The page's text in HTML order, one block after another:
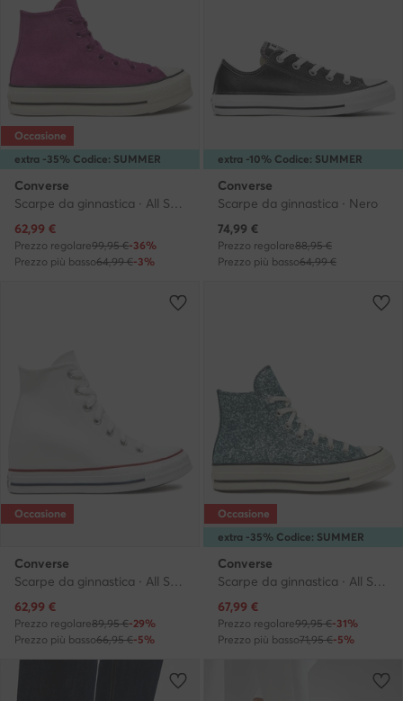
extra -35% Codice: SUMMER
Occasione
Converse
Scarpe da ginnastica · All Star · Rosa
Prezzo attuale
62,99 €
Prezzo regolare99,95 €-36%
Prezzo più basso64,99 €-3%
extra -10% Codice: SUMMER
Converse
Scarpe da ginnastica · Nero
Prezzo attuale
74,99 €
Prezzo regolare88,95 €
Prezzo più basso64,99 €
Occasione
Converse
Scarpe da ginnastica · All Star · Bianco
Prezzo attuale
62,99 €
Prezzo regolare89,95 €-29%
Prezzo più basso66,95 €-5%
extra -35% Codice: SUMMER
Occasione
Converse
Scarpe da ginnastica · All Star · Blu
Prezzo attuale
67,99 €
Prezzo regolare99,95 €-31%
Prezzo più basso71,95 €-5%